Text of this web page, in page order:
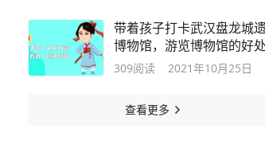
带着孩子打卡武汉盘龙城
博物馆，游览博物馆的好
人振奋
309阅读 2021年10月25日
查看更多